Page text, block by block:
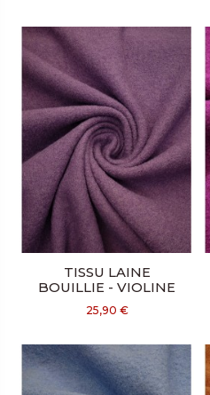
TISSU LAINE
BOUILLIE - VIOLINE
25,90 €